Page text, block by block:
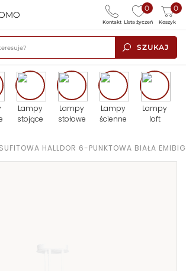
SZUKAJ
0
Lista życzeń
0
Koszyk
Kontakt
Lampy
stojące
Lampy
stołowe
Lampy
ścienne
Lampy
loft
HALLDOR 6-PUNKTOWA BIAŁA EMIBIG